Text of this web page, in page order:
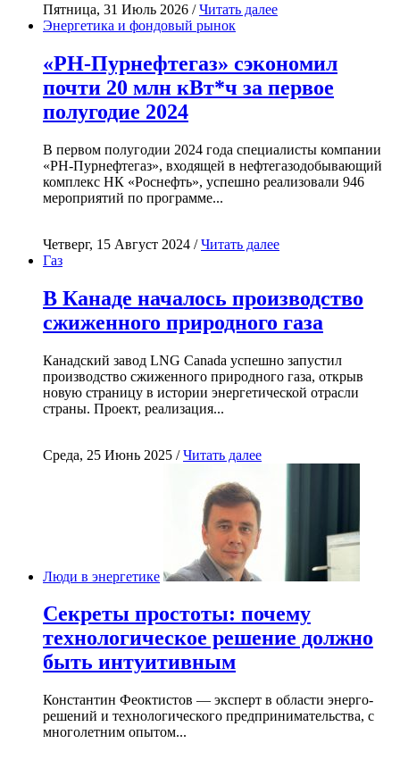
Пятница, 31 Июль 2026 /Читать далее
Энергетика и фондовый рынок
«РН-Пурнефтегаз» сэкономил
почти 20 млн кВт*ч за первое
полугодие 2024
В первом полугодии 2024 года специалисты компании
«РН-Пурнефтегаз», входящей в нефтегазодобывающий
комплекс НК «Роснефть», успешно реализовали 946
мероприятий по программе...
Четверг, 15 Август 2024 /Читать далее
Газ
В Канаде началось производство
сжиженного природного газа
Канадский завод LNG Canada успешно запустил
производство сжиженного природного газа, открыв
новую страницу в истории энергетической отрасли
страны. Проект, реализация...
Среда, 25 Июнь 2025 /Читать далее
Люди в энергетике
Секреты простоты: почему
технологическое решение должно
быть интуитивным
Константин Феоктистов — эксперт в области энерго-
решений и технологического предпринимательства, с
многолетним опытом...